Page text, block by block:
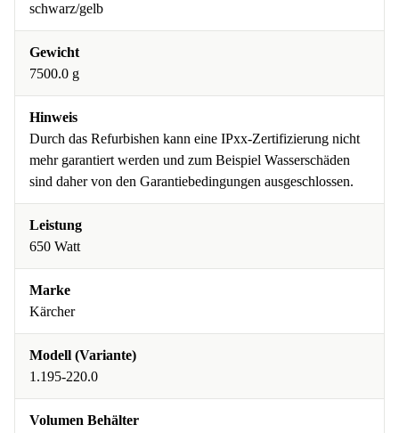
schwarz/gelb
Gewicht
7500.0 g
Hinweis
Durch das Refurbishen kann eine IPxx-Zertifizierung nicht
mehr garantiert werden und zum Beispiel Wasserschäden
sind daher von den Garantiebedingungen ausgeschlossen.
Leistung
650 Watt
Marke
Kärcher
Modell (Variante)
1.195-220.0
Volumen Behälter